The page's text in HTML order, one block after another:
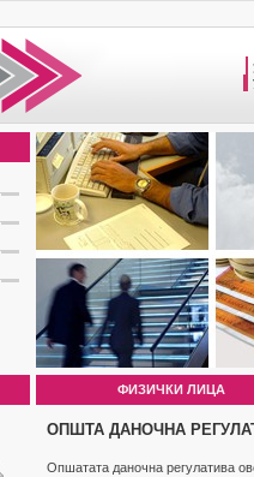
ФИЗИЧКИ ЛИЦА
ОПШТА ДАНОЧНА
Опшатата даночна регулатива